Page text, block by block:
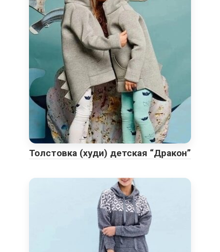
Толстовка (худи) детская “Дракон”